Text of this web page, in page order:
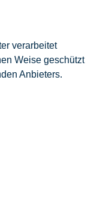
verarbeitet
Weise geschützt
Anbieters.